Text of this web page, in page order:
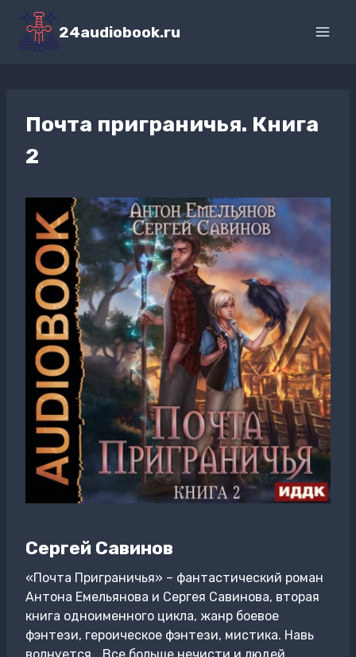
Перейти
содержимому
24audiobook.ru
Почта приграничья. Книга
2
Сергей Савинов
«Почта Приграничья» – фантастический роман
Антона Емельянова и Сергея Савинова, вторая
книга одноименного цикла, жанр боевое
фэнтези, героическое фэнтези, мистика. Навь